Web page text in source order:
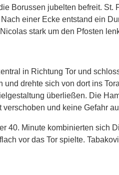
Borussen jubelten befreit.
einer Ecke entstand ein
stark um den Pfosten
in Richtung Tor und
drehte sich von dort ins
überließen. Die
und keine Gefahr
40. Minute kombinierten sich
vor das Tor spielte.